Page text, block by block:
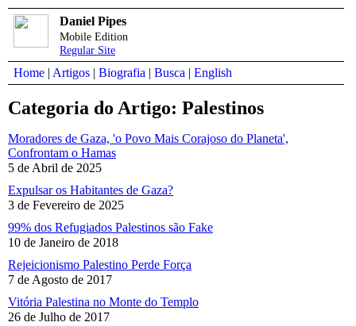
Daniel Pipes
Mobile Edition
Regular Site
Home | Artigos | Biografia | Busca | English
Categoria do Artigo: Palestinos
Moradores de Gaza, 'o Povo Mais Corajoso do Planeta',
Confrontam o Hamas
5 de Abril de 2025
Expulsar os Habitantes de Gaza?
3 de Fevereiro de 2025
99% dos Refugiados Palestinos são Fake
10 de Janeiro de 2018
Rejeicionismo Palestino Perde Força
7 de Agosto de 2017
Vitória Palestina no Monte do Templo
26 de Julho de 2017